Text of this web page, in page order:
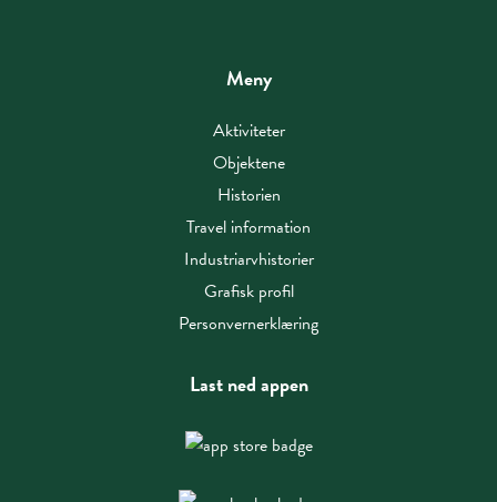
Meny
Aktiviteter
Objektene
Historien
Travel information
Industriarvhistorier
Grafisk profil
Personvernerklæring
Last ned appen